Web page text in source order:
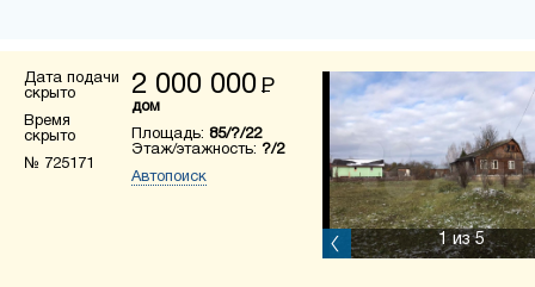
Дата подачи
скрыто
Время
скрыто
№ 725171
2 000 000 Р
дом
Площадь: 85/?/22
Этаж/этажность: ?/2
Автопоиск
1из 5